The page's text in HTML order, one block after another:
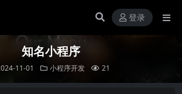
登录
知名小程序
11-01 小程序开发 21